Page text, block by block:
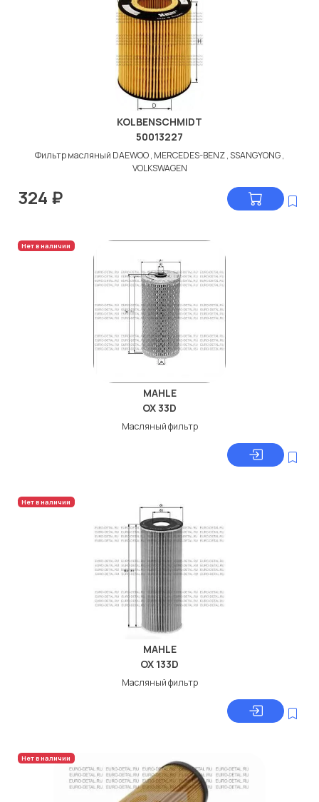
KOLBENSCHMIDT
50013227
Фильтр масляный DAEWOO , MERCEDES-BENZ , SSANGYONG ,
VOLKSWAGEN
324 ₽
Нет в наличии
MAHLE
OX 33D
Масляный фильтр
Нет в наличии
MAHLE
OX 133D
Масляный фильтр
Нет в наличии